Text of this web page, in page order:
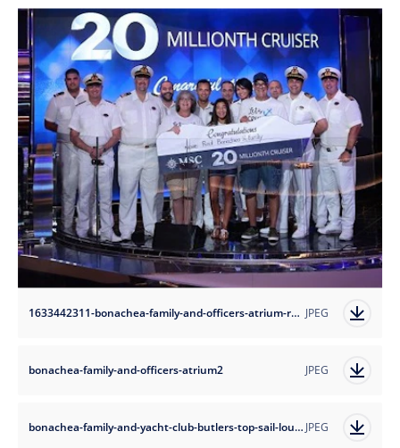
1633442311-bonachea-family-and-officers-atrium-resize3?auto=format JPEG
bonachea-family-and-officers-atrium2 JPEG
bonachea-family-and-yacht-club-butlers-top-sail-lounge2 JPEG